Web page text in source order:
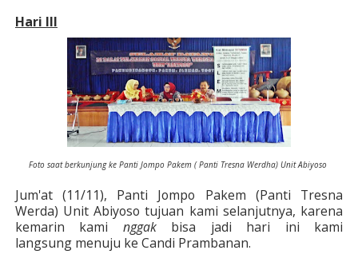
Hari III
Foto saat berkunjung ke Panti Jompo Pakem ( Panti Tresna Werdha) Unit Abiyoso
Jum'at (11/11), Panti Jompo Pakem (Panti Tresna
Werda) Unit Abiyoso tujuan kami selanjutnya, karena
kemarin kami nggak bisa jadi hari ini kami
langsung menuju ke Candi Prambanan.